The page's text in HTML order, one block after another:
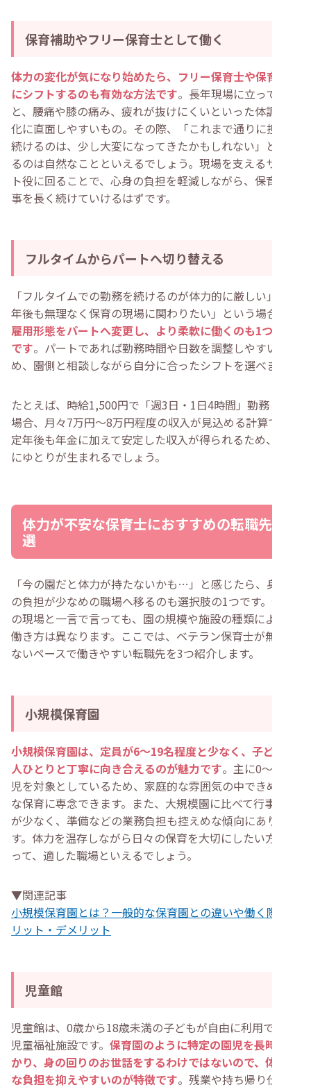
保育補助やフリー保育士として働く
体力の変化が気になり始めたら、フリー保育士や保育補助
にシフトするのも有効な方法です。長年現場に立っている
と、腰痛や膝の痛み、疲れが抜けにくいといった体調の変
化に直面しやすいもの。その際、「これまで通りに担任を
続けるのは、少し大変になってきたかもしれない」と感じ
るのは自然なことといえるでしょう。現場を支えるサポー
ト役に回ることで、心身の負担を軽減しながら、保育の仕
事を長く続けていけるはずです。
フルタイムからパートへ切り替える
「フルタイムでの勤務を続けるのが体力的に厳しい」「定
年後も無理なく保育の現場に関わりたい」という場合は、
雇用形態をパートへ変更し、より柔軟に働くのも1つの手
です。パートであれば勤務時間や日数を調整しやすいた
め、園側と相談しながら自分に合ったシフトを選べます。
たとえば、時給1,500円で「週3日・1日4時間」勤務した
場合、月々7万円〜8万円程度の収入が見込める計算です。
定年後も年金に加えて安定した収入が得られるため、生活
にゆとりが生まれるでしょう。
体力が不安な保育士におすすめの転職先3
選
「今の園だと体力が持たないかも…」と感じたら、身体へ
の負担が少なめの職場へ移るのも選択肢の1つです。保育
の現場と一言で言っても、園の規模や施設の種類によって
働き方は異なります。ここでは、ベテラン保育士が無理の
ないペースで働きやすい転職先を3つ紹介します。
小規模保育園
小規模保育園は、定員が6〜19名程度と少なく、子ども一
人ひとりと丁寧に向き合えるのが魅力です。主に0〜2歳
児を対象としているため、家庭的な雰囲気の中できめ細か
な保育に専念できます。また、大規模園に比べて行事の数
が少なく、準備などの業務負担も控えめな傾向にありま
す。体力を温存しながら日々の保育を大切にしたい方にと
って、適した職場といえるでしょう。
▼関連記事
小規模保育園とは？一般的な保育園との違いや働く際のメ
リット・デメリット
児童館
児童館は、0歳から18歳未満の子どもが自由に利用できる
児童福祉施設です。 保育園のように特定の園児を長時間預
かり、身の回りのお世話をするわけではないので、体力的
な負担を抑えやすいのが特徴です。残業や持ち帰り仕事が